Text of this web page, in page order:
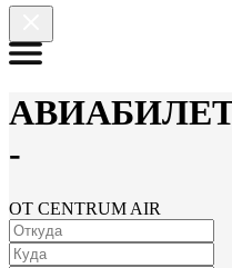
-
ОТ CENTRUM AIR